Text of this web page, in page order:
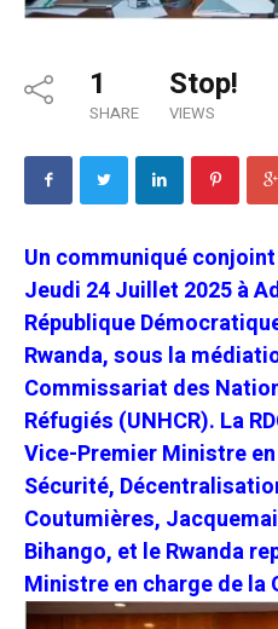
1
SHARE
Stop!
VIEWS
Un communiqué
Jeudi 24 Juillet 2025 à
République
Rwanda, sous la
Commissariat des
Réfugiés (UNHCR). La
Vice-Premier Ministre
Sécurité,
Coutumières,
Bihango, et le Rwanda
Ministre en charge de la